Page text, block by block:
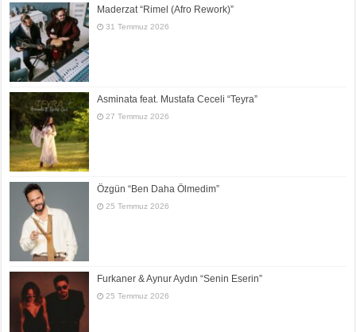
Maderzat “Rimel (Afro Rework)”
31 Temmuz 2026
Asminata feat. Mustafa Ceceli “Teyra”
27 Temmuz 2026
Özgün “Ben Daha Ölmedim”
25 Temmuz 2026
Furkaner & Aynur Aydın “Senin Eserin”
25 Temmuz 2026